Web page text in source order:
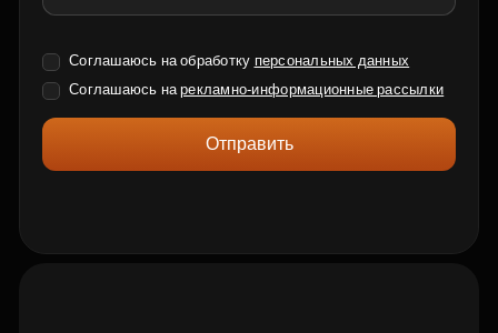
Соглашаюсь на обработку персональных данных
Соглашаюсь нарекламно-информационные рассылки
Отправить